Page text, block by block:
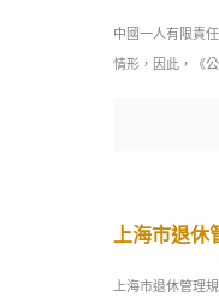
中國一人有限責
情形，因此，《
上海市退休
上海市退休管理